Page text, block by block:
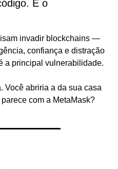
É o
invadir blockchains —
confiança e distração
a principal vulnerabilidade.
Você abriria a da sua casa
com a MetaMask?